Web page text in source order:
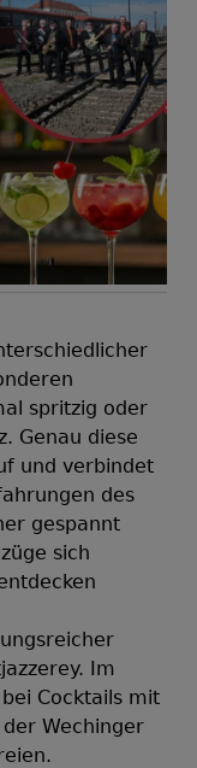
spritzig oder
Genau diese
und verbindet
des
gespannt
sich
Im
Cocktails mit
Wechinger